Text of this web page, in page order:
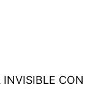
CON